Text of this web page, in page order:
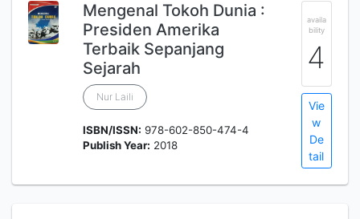
Mengenal Tokoh Dunia :
Presiden Amerika
Terbaik Sepanjang
Sejarah
Nur Laili
ISBN/ISSN: 978-602-850-474-4
Publish Year: 2018
availa
bility
4
Vie
w
De
tail